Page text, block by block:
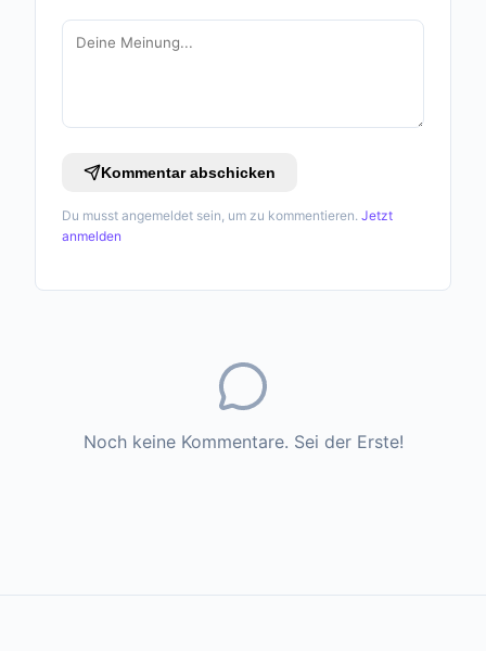
Kommentar abschicken
Du musst angemeldet sein, um zu kommentieren. Jetzt
anmelden
Noch keine Kommentare. Sei der Erste!